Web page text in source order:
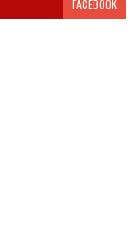
FACEBOOK